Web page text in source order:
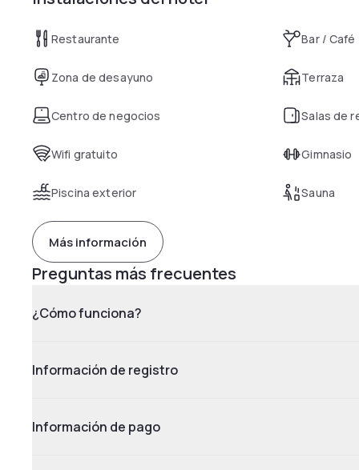
Restaurante Bar / Café
Zona de desayuno Terraza
Centro de negocios Salas de
Wifi gratuito Gimnasio
Piscina exterior Sauna
Más información
Preguntas más frecuentes
¿Cómo funciona?
Información de registro
Información de pago